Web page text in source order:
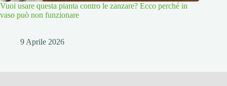
Vuoi usare questa pianta contro le zanzare? Ecco perché in
vaso può non funzionare
9 Aprile 2026